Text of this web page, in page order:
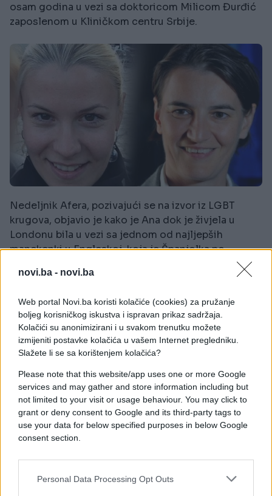
novi.ba - novi.ba
Web portal Novi.ba koristi kolačiće (cookies) za pružanje
boljeg korisničkog iskustva i ispravan prikaz sadržaja.
Kolačići su anonimizirani i u svakom trenutku možete
izmijeniti postavke kolačića u vašem Internet pregledniku.
Slažete li se sa korištenjem kolačića?
Please note that this website/app uses one or more Google
services and may gather and store information including but
not limited to your visit or usage behaviour. You may click to
grant or deny consent to Google and its third-party tags to
use your data for below specified purposes in below Google
consent section.
Personal Data Processing Opt Outs
osam godina u vezi sa doktoricom Milicom Đurđić
zaposlenom u Kliničkom centru Srbije.
Nedeljnik Afera, pozivajući se na izvor iz LGBT
krugova, objavio je kako je Ana dok je živjela u
Londonu bila u vezi sa jednom od najljepših
manekenki u Engleskoj, koja je Španjolka po
njima kada su njih dvije prolazile ulicama
Londona
- ističe izvor ovog nedjeljnika.
#djevojka